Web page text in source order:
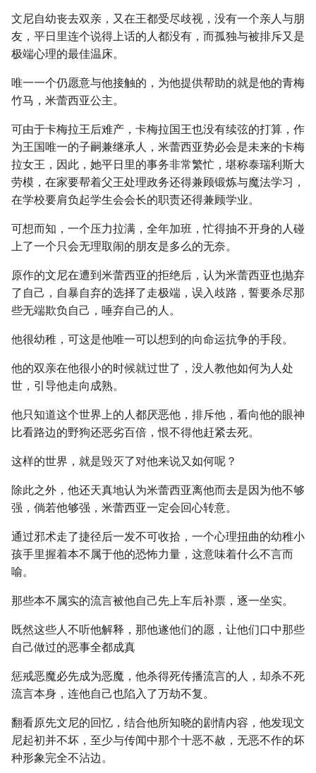
文尼自幼丧去双亲，又在王都受尽歧视，没有一个亲人与朋
友，平日里连个说得上话的人都没有，而孤独与被排斥又是
极端心理的最佳温床。
唯一一个仍愿意与他接触的，为他提供帮助的就是他的青梅
竹马，米蕾西亚公主。
可由于卡梅拉王后难产，卡梅拉国王也没有续弦的打算，作
为王国唯一的子嗣兼继承人，米蕾西亚势必会是未来的卡梅
拉女王，因此，她平日里的事务非常繁忙，堪称泰瑞利斯大
劳模，在家要帮着父王处理政务还得兼顾锻炼与魔法学习，
在学校要肩负起学生会会长的职责还得兼顾学业。
可想而知，一个压力拉满，全年加班，忙得抽不开身的人碰
上了一个只会无理取闹的朋友是多么的无奈。
原作的文尼在遭到米蕾西亚的拒绝后，认为米蕾西亚也抛弃
了自己，自暴自弃的选择了走极端，误入歧路，誓要杀尽那
些无端欺负自己，唾弃自己的人。
他很幼稚，可这是他唯一可以想到的向命运抗争的手段。
他的双亲在他很小的时候就过世了，没人教他如何为人处
世，引导他走向成熟。
他只知道这个世界上的人都厌恶他，排斥他，看向他的眼神
比看路边的野狗还恶劣百倍，恨不得他赶紧去死。
这样的世界，就是毁灭了对他来说又如何呢？
除此之外，他还天真地认为米蕾西亚离他而去是因为他不够
强，倘若他够强，米蕾西亚一定会回心转意。
通过邪术走了捷径后一发不可收拾，一个心理扭曲的幼稚小
孩手里握着本不属于他的恐怖力量，这意味着什么不言而
喻。
那些本不属实的流言被他自己先上车后补票，逐一坐实。
既然这些人不听他解释，那他遂他们的愿，让他们口中那些
自己做过的恶事全都成真
惩戒恶魔必先成为恶魔，他杀得死传播流言的人，却杀不死
流言本身，连他自己也陷入了万劫不复。
翻看原先文尼的回忆，结合他所知晓的剧情内容，他发现文
尼起初并不坏，至少与传闻中那个十恶不赦，无恶不作的坏
种形象完全不沾边。